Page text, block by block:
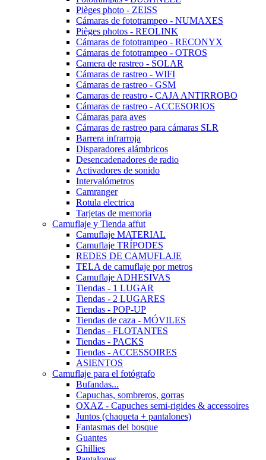
Pièges photo - ZEISS
Cámaras de fototrampeo - NUMAXES
Pièges photos - REOLINK
Cámaras de fototrampeo - RECONYX
Cámaras de fototrampeo - OTROS
Camera de rastreo - SOLAR
Cámaras de rastreo - WIFI
Cámaras de rastreo - GSM
Camaras de reastro - CAJA ANTIRROBO
Cámaras de rastreo - ACCESORIOS
Cámaras para aves
Cámaras de rastreo para cámaras SLR
Barrera infrarroja
Disparadores alámbricos
Desencadenadores de radio
Activadores de sonido
Intervalómetros
Camranger
Rotula electrica
Tarjetas de memoria
Camuflaje y Tienda affut
Camuflaje MATERIAL
Camuflaje TRÍPODES
REDES DE CAMUFLAJE
TELA de camuflaje por metros
Camuflaje ADHESIVAS
Tiendas - 1 LUGAR
Tiendas - 2 LUGARES
Tiendas - POP-UP
Tiendas de caza - MÓVILES
Tiendas - FLOTANTES
Tiendas - PACKS
Tiendas - ACCESSOIRES
ASIENTOS
Camuflaje para el fotógrafo
Bufandas...
Capuchas, sombreros, gorras
OXAZ - Capuches semi-rigides & accessoires
Juntos (chaqueta + pantalones)
Fantasmas del bosque
Guantes
Ghillies